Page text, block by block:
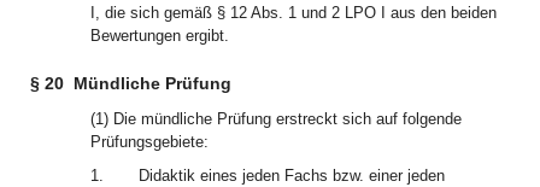
I, die sich gemäß § 12 Abs. 1 und 2 LPO I aus den beiden
Bewertungen ergibt.
§ 20 Mündliche Prüfung
(1) Die mündliche Prüfung erstreckt sich auf folgende
Prüfungsgebiete:
1.
Didaktik eines jeden Fachs bzw. einer jeden